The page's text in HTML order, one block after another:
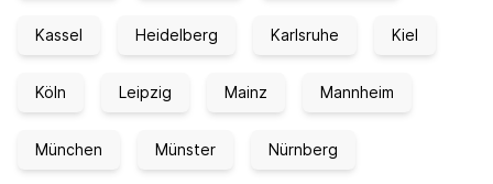
Kassel Heidelberg Karlsruhe Kiel
Köln Leipzig Mainz Mannheim
München Münster Nürnberg